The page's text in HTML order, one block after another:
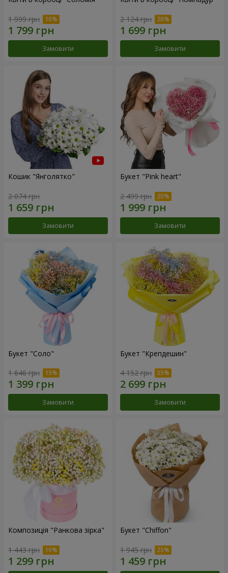
1 999 грн
Замовити
2 124 грн
Замовити
Кошик "Янголятко"
2 074 грн
Замовити
Букет "Pink heart"
2 499 грн
Замовити
Букет "Соло"
1 646 грн
Замовити
Букет "Крепдешин"
4 152 грн
Замовити
Композиція "Ранкова зірка"
1 443 грн
Букет "Chiffon"
1 945 грн